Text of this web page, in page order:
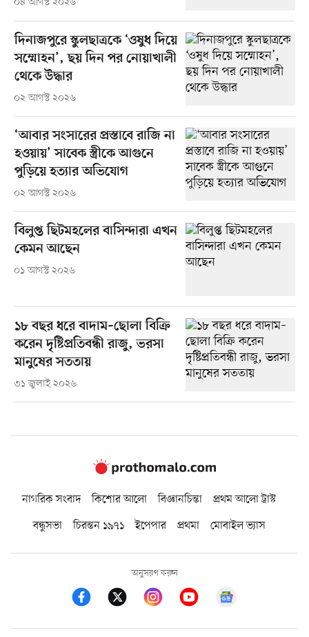
০৪ আগস্ট ২০২৬
দিনাজপুরে স্কুলছাত্রকে ‘ওষুধ দিয়ে
সম্মোহন’, ছয় দিন পর নোয়াখালী
থেকে উদ্ধার
০২ আগস্ট ২০২৬
‘আবার সংসারের প্রস্তাবে রাজি না
হওয়ায়’ সাবেক স্ত্রীকে আগুনে
পুড়িয়ে হত্যার অভিযোগ
০২ আগস্ট ২০২৬
বিলুপ্ত ছিটমহলের বাসিন্দারা এখন
কেমন আছেন
০১ আগস্ট ২০২৬
১৮ বছর ধরে বাদাম–ছোলা বিক্রি
করেন দৃষ্টিপ্রতিবন্ধী রাজু, ভরসা
মানুষের সততায়
৩১ জুলাই ২০২৬
নাগরিক সংবাদ কিশোর আলো বিজ্ঞানচিন্তা
প্রথম আলো ট্রাস্ট
বন্ধুসভা
চিরন্তন ১৯৭১ ইপেপার প্রথমা মোবাইল ভ্যাস
অনুসরণ করুন